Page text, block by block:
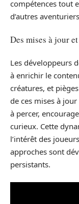
compétences tout
d’autres
Des mises à jour
Les développeurs
à enrichir le
créatures, et
de ces mises à
à percer,
curieux. Cette
l’intérêt des
approches sont
persistants.